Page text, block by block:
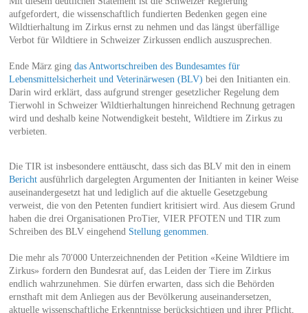
aufgefordert, die wissenschaftlich fundierten Bedenken gegen eine
Wildtierhaltung im Zirkus ernst zu nehmen und das längst überfällige
Verbot für Wildtiere in Schweizer Zirkussen endlich auszusprechen.
Ende März ging das Antwortschreiben des Bundesamtes für
Lebensmittelsicherheit und Veterinärwesen (BLV) bei den Initianten ein.
Darin wird erklärt, dass aufgrund strenger gesetzlicher Regelung dem
Tierwohl in Schweizer Wildtierhaltungen hinreichend Rechnung getragen
wird und deshalb keine Notwendigkeit besteht, Wildtiere im Zirkus zu
verbieten.
Die TIR ist insbesondere enttäuscht, dass sich das BLV mit den in einem
Bericht ausführlich dargelegten Argumenten der Initianten in keiner Weise
auseinandergesetzt hat und lediglich auf die aktuelle Gesetzgebung
verweist, die von den Petenten fundiert kritisiert wird. Aus diesem Grund
haben die drei Organisationen ProTier, VIER PFOTEN und TIR zum
Schreiben des BLV eingehend Stellung genommen
Die mehr als 70'000 Unterzeichnenden der Petition «Keine Wildtiere im
Zirkus» fordern den Bundesrat auf, das Leiden der Tiere im Zirkus
endlich wahrzunehmen. Sie dürfen erwarten, dass sich die Behörden
ernsthaft mit dem Anliegen aus der Bevölkerung auseinandersetzen,
aktuelle wissenschaftliche Erkenntnisse berücksichtigen und ihrer Pflicht,